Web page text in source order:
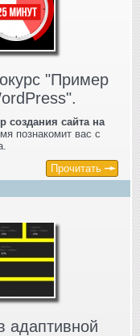
"Пример
создания сайта на
познакомит вас с
Прочитать
адаптивной